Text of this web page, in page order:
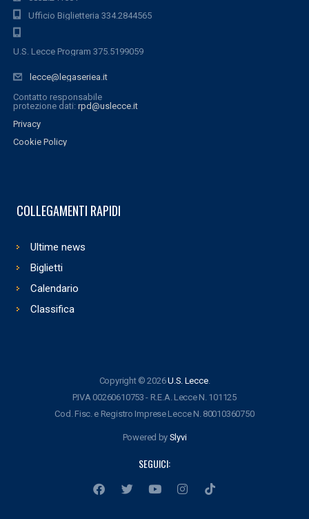
Ufficio Biglietteria 334.2844565
U.S. Lecce Program 375.5199059
lecce@legaseriea.it
Contatto responsabile
protezione dati: rpd@uslecce.it
Privacy
Cookie Policy
COLLEGAMENTI RAPIDI
Ultime news
Biglietti
Calendario
Classifica
Copyright © 2026U.S. Lecce.
P.IVA 00260610753 - R.E.A. Lecce N. 101125
Cod. Fisc. e Registro Imprese Lecce N. 80010360750
Powered by Slyvi
SEGUICI: